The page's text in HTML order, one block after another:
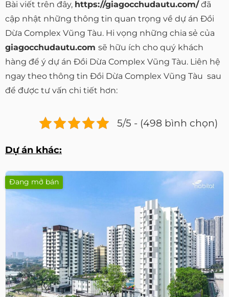
Bài viết trên đây, https://giagocchudautu.com/đã
cập nhật những thông tin quan trọng về dự án Đồi
Dừa Complex Vũng Tàu. Hi vọng những chia sẻ của
giagocchudautu.com sẽ hữu ích cho quý khách
hàng để ý dự án Đồi Dừa Complex Vũng Tàu. Liên hệ
ngay theo thông tin Đồi Dừa Complex Vũng Tàu sau
để được tư vấn chi tiết hơn:
5/5 - (498 bình chọn)
Dự án khác:
Đang mở bán